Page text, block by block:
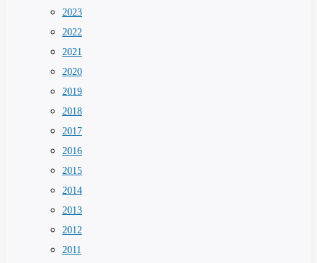
2023
2022
2021
2020
2019
2018
2017
2016
2015
2014
2013
2012
2011